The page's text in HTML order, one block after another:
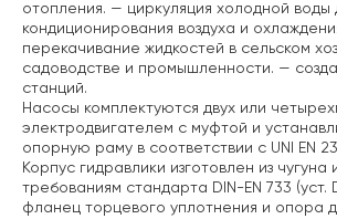
отопления. — циркуляция холодной воды
кондиционирования воздуха и
перекачивание жидкостей в сельском
садоводстве и промышленности. —
станций.
Насосы комплектуются двух или
электродвигателем с муфтой и
опорную раму в соответствии с UNI EN
Корпус гидравлики изготовлен из чугуна
требованиям стандарта DIN-EN 733 (уст.
фланец торцевого уплотнения и опора